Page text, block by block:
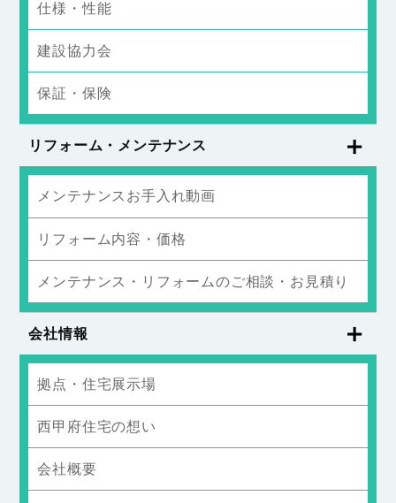
仕様・性能
建設協力会
保証・保険
リフォーム・メンテナンス
メンテナンスお手入れ動画
リフォーム内容・価格
メンテナンス・リフォームのご相談・お見積り
会社情報
拠点・住宅展示場
西甲府住宅の想い
会社概要